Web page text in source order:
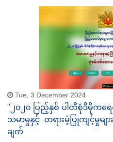
Tue, 3 December 2024
"၂၀၂၀ ပြည့်နှစ် ပါတီစုံဒီမိုက
သမာမှုနှင့် တရားမဲ့ပြုကျင့်မှုမျ
ချက်